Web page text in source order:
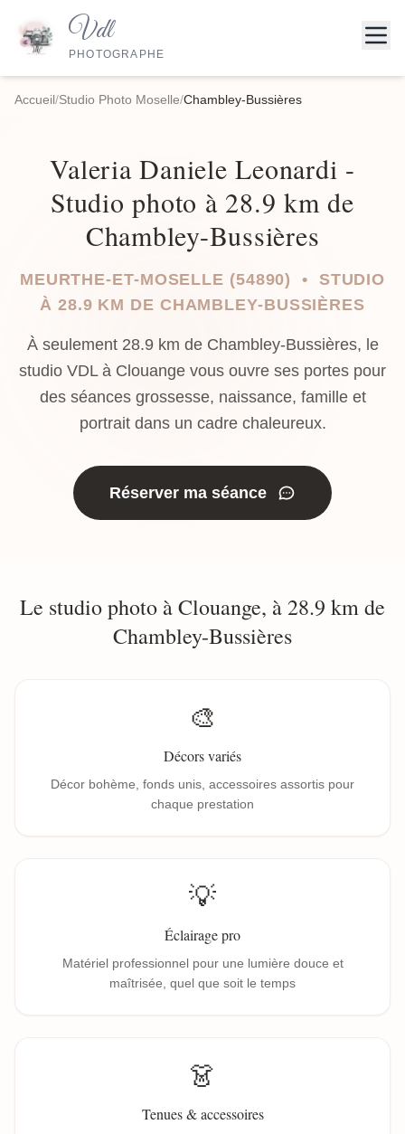
Vdl
PHOTOGRAPHE
Accueil/Studio Photo Moselle/Chambley-Bussières
Valeria Daniele Leonardi -
Studio photo à 28.9 km de
Chambley-Bussières
MEURTHE-ET-MOSELLE (54890) • STUDIO
À 28.9 KM DE CHAMBLEY-BUSSIÈRES
À seulement 28.9 km de Chambley-Bussières, le
studio VDL à Clouange vous ouvre ses portes pour
des séances grossesse, naissance, famille et
portrait dans un cadre chaleureux.
Réserver ma séance
Le studio photo à Clouange, à 28.9 km de
Chambley-Bussières
🎨
Décors variés
Décor bohème, fonds unis, accessoires assortis pour
chaque prestation
💡
Éclairage pro
Matériel professionnel pour une lumière douce et
maîtrisée, quel que soit le temps
👗
Tenues & accessoires